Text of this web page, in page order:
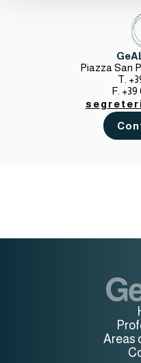
Piazza San
T.
F.
Areas